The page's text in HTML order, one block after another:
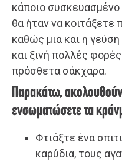
κάποιο συσκευασμένο
θα ήταν να κοιτάξετε
καθώς μια και η γεύση
και ξινή πολλές
πρόσθετα σάκχαρα.
Παρακάτω,
ενσωματώσετε τα
Φτιάξτε ένα
καρύδια, τους